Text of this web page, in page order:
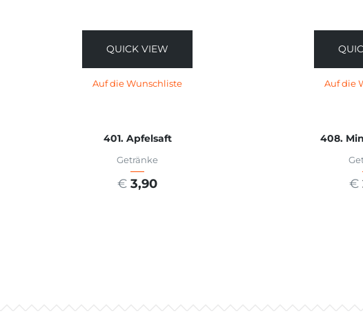
QUICK VIEW
Auf die Wunschliste
401. Apfelsaft
Getränke
€ 3,90
Auf die
408.
€